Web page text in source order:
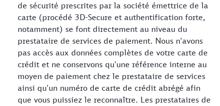
de sécurité prescrites par la société émettrice de la
carte (procédé 3D-Secure et authentification forte,
notamment) se font directement au niveau du
prestataire de services de paiement. Nous n'avons
pas accès aux données complètes de votre carte de
crédit et ne conservons qu'une référence interne au
moyen de paiement chez le prestataire de services
ainsi qu'un numéro de carte de crédit abrégé afin
que vous puissiez le reconnaître. Les prestataires de